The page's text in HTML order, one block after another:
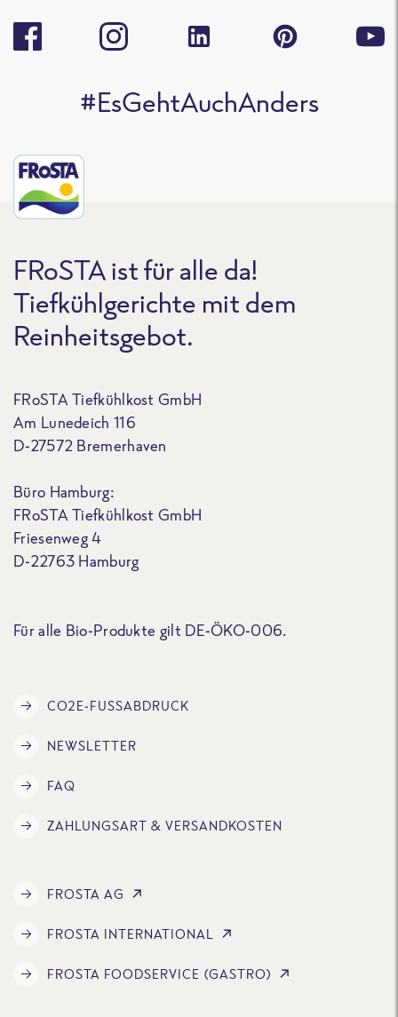
#EsGehtAuchAnders
FRoSTA ist für alle da!
Tiefkühlgerichte mit dem
Reinheitsgebot.
FRoSTA Tiefkühlkost GmbH
Am Lunedeich 116
D-27572 Bremerhaven
Büro Hamburg:
FRoSTA Tiefkühlkost GmbH
Friesenweg 4
D-22763 Hamburg
Für alle Bio-Produkte gilt DE-ÖKO-006.
CO2E-FUSSABDRUCK
NEWSLETTER
FAQ
ZAHLUNGSART & VERSANDKOSTEN
FROSTA AG
FROSTA INTERNATIONAL
FROSTA FOODSERVICE (GASTRO)